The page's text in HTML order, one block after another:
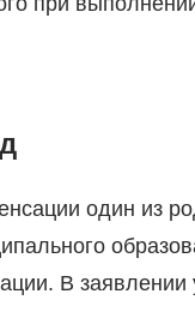
один из
В заявлении